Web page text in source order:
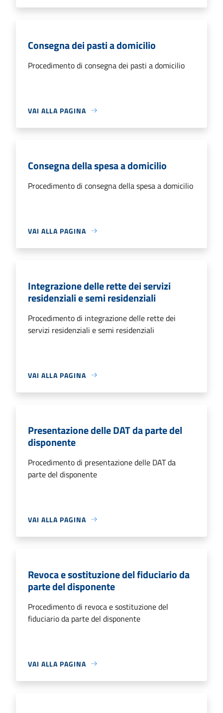
Consegna dei pasti a domicilio
Procedimento di consegna dei pasti a domicilio
VAI ALLA PAGINA
Consegna della spesa a domicilio
Procedimento di consegna della spesa a domicilio
VAI ALLA PAGINA
Integrazione delle rette dei servizi
residenziali e semi residenziali
Procedimento di integrazione delle rette dei
servizi residenziali e semi residenziali
VAI ALLA PAGINA
Presentazione delle DAT da parte del
disponente
Procedimento di presentazione delle DAT da
parte del disponente
VAI ALLA PAGINA
Revoca e sostituzione del fiduciario da
parte del disponente
Procedimento di revoca e sostituzione del
fiduciario da parte del disponente
VAI ALLA PAGINA